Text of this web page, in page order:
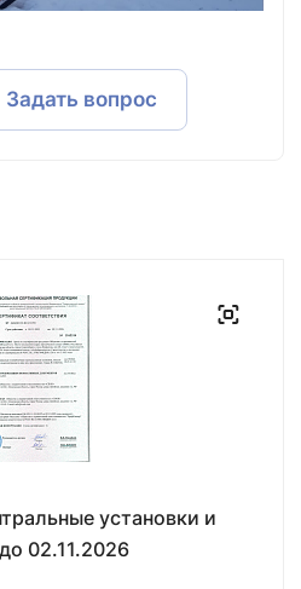
Задать вопрос
установки и
02.11.2026